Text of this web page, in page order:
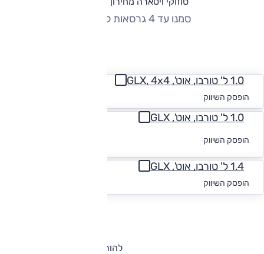
סמנו עד 4 גרסאות להשוואה
1.0 ל' טורבו, אוט', GLX, 4x4
הופסק השיווק
1.0 ל' טורבו, אוט', GLX
הופסק השיווק
1.4 ל' טורבו, אוט', GLX
הופסק השיווק
להורדת קטלוג סוזוקי ויטארה